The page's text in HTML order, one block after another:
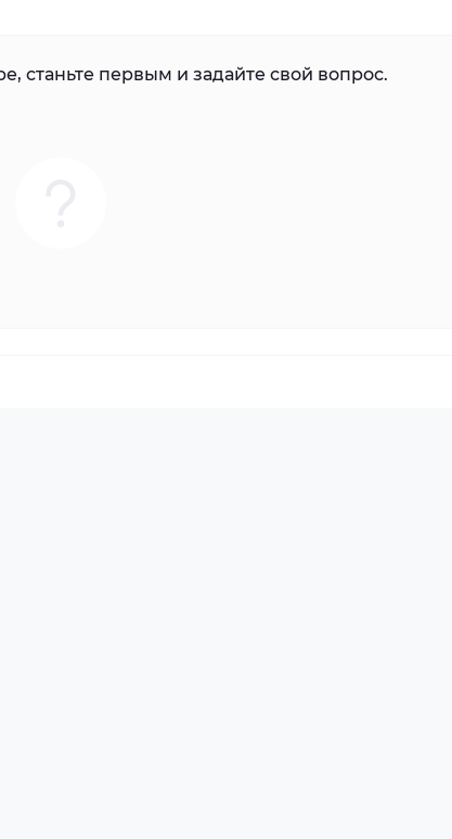
станьте первым и задайте свой вопрос.